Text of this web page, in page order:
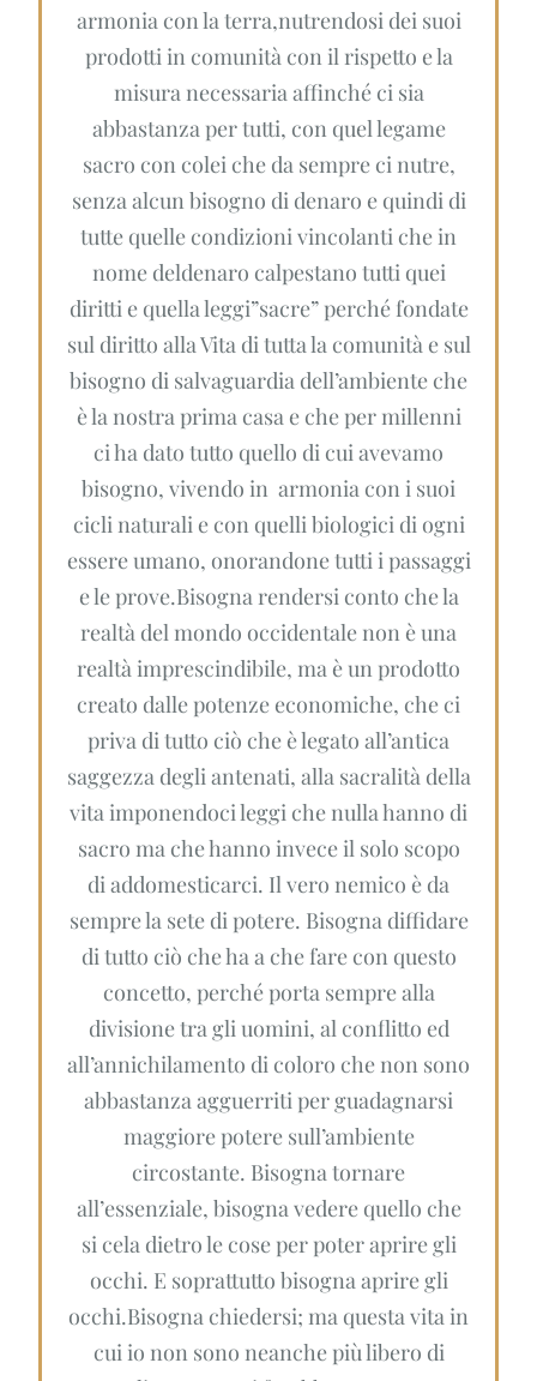
armonia con la terra,nutrendosi dei suoi
prodotti in comunità con il rispetto e la
misura necessaria affinché ci sia
abbastanza per tutti, con quel legame
sacro con colei che da sempre ci nutre,
senza alcun bisogno di denaro e quindi di
tutte quelle condizioni vincolanti che in
nome deldenaro calpestano tutti quei
diritti e quella leggi”sacre” perché fondate
sul diritto alla Vita di tutta la comunità e sul
bisogno di salvaguardia dell’ambiente che
è la nostra prima casa e che per millenni
ci ha dato tutto quello di cui avevamo
bisogno, vivendo in armonia con i suoi
cicli naturali e con quelli biologici di ogni
essere umano, onorandone tutti i passaggi
e le prove.Bisogna rendersi conto che la
realtà del mondo occidentale non è una
realtà imprescindibile, ma è un prodotto
creato dalle potenze economiche, che ci
priva di tutto ciò che è legato all’antica
saggezza degli antenati, alla sacralità della
vita imponendoci leggi che nulla hanno di
sacro ma che hanno invece il solo scopo
di addomesticarci. Il vero nemico è da
sempre la sete di potere. Bisogna diffidare
di tutto ciò che ha a che fare con questo
concetto, perché porta sempre alla
divisione tra gli uomini, al conflitto ed
all’annichilamento di coloro che non sono
abbastanza agguerriti per guadagnarsi
maggiore potere sull’ambiente
circostante. Bisogna tornare
all’essenziale, bisogna vedere quello che
si cela dietro le cose per poter aprire gli
occhi. E soprattutto bisogna aprire gli
occhi.Bisogna chiedersi; ma questa vita in
cui io non sono neanche più libero di